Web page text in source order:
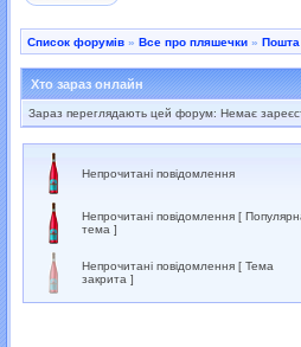
Список форумів » Все про пляшечки » Пошта
Хто зараз онлайн
Зараз переглядають цей форум: Немає
Непрочитані повідомлення
Непрочитані повідомлення [
тема ]
Непрочитані повідомлення [ Тема
закрита ]